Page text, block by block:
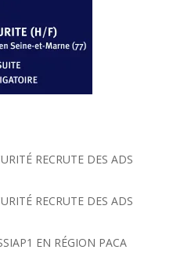
RECRUTE DES ADS
RECRUTE DES ADS
EN RÉGION PACA